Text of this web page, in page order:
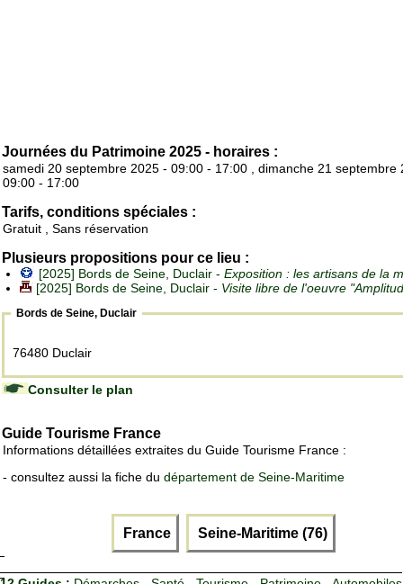
Journées du Patrimoine 2025 - horaires :
samedi 20 septembre 2025 - 09:00 - 17:00 , dimanche 21 septembre
09:00 - 17:00
Tarifs, conditions spéciales :
Gratuit , Sans réservation
Plusieurs propositions pour ce lieu :
[2025] Bords de Seine, Duclair - Exposition : les artisans de la
[2025] Bords de Seine, Duclair - Visite libre de l'oeuvre
Bords de Seine, Duclair
76480 Duclair
Consulter le plan
Guide Tourisme France
Informations détaillées extraites du Guide Tourisme France :
- consultez aussi la fiche du département de Seine-Maritime
France Seine-Maritime (76)